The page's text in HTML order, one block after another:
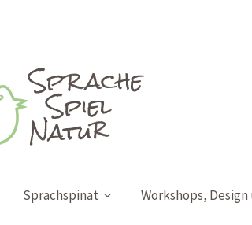
Sprachspinat Workshops,